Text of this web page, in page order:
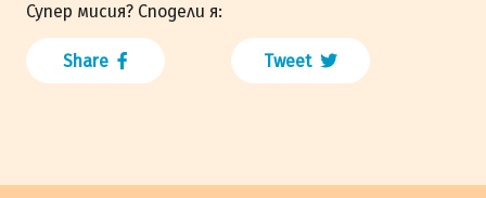
Супер мисия? Сподели я:
Share Tweet